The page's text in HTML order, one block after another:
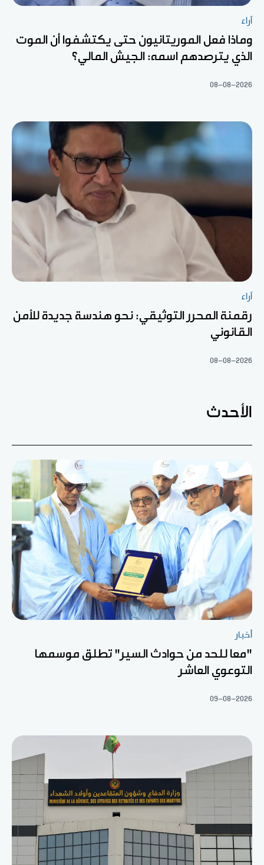
آراء
وماذا فعل الموريتانيون حتى يكتشفوا أن الموت
الذي يترصدهم اسمه: الجيش المالي؟
08-08-2026
آراء
رقمنة المحرر التوثيقي: نحو هندسة جديدة للأمن
القانوني
08-08-2026
الأحدث
أخبار
"معا للحد من حوادث السير" تطلق موسمها
التوعوي العاشر
09-08-2026